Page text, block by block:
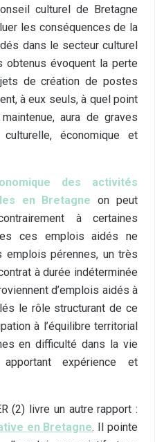
culturel de Bretagne
les conséquences de la
dans le secteur culturel
évoquent la perte
de création de postes
à eux seuls, à quel point
aura de graves
économique et
des activités
en Bretagne on peut
à certaines
ces emplois aidés ne
emplois pérennes, un très
à durée indéterminée
d’emplois aidés à
le rôle structurant de ce
à l’équilibre territorial
en difficulté dans la vie
expérience et
(2) livre un autre rapport :
en Bretagne. Il pointe